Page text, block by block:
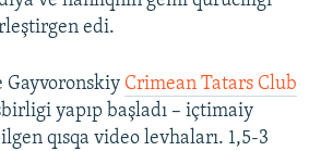
edi.
Gayvoronskiy Crimean Tatars Club
yapıp başladı – içtimaiy
qısqa video levhaları. 1,5-3